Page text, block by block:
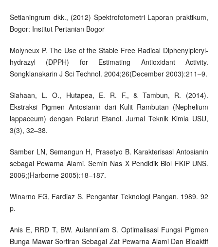
Setianingrum dkk., (2012) Spektrofotometri Laporan praktikum,
Bogor: Institut Pertanian Bogor
Molyneux P. The Use of the Stable Free Radical Diphenylpicryl-
hydrazyl (DPPH) for Estimating Antioxidant Activity.
Songklanakarin J Sci Technol. 2004;26(December 2003):211–9.
Siahaan, L. O., Hutapea, E. R. F., & Tambun, R. (2014).
Ekstraksi Pigmen Antosianin dari Kulit Rambutan (Nephelium
lappaceum) dengan Pelarut Etanol. Jurnal Teknik Kimia USU,
3(3), 32–38.
Samber LN, Semangun H, Prasetyo B. Karakterisasi Antosianin
sebagai Pewarna Alami. Semin Nas X Pendidik Biol FKIP UNS.
2006;(Harborne 2005):18–187.
Winarno FG, Fardiaz S. Pengantar Teknologi Pangan. 1989. 92
p.
Anis E, RRD T, BW. Aulanni’am S. Optimalisasi Fungsi Pigmen
Bunga Mawar Sortiran Sebagai Zat Pewarna Alami Dan Bioaktif